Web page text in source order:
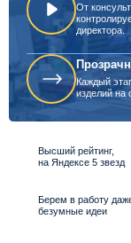
От
директора.
Каждый
изделий на
Высший рейтинг,
на Яндексе 5 звезд
Берем в работу
безумные идеи